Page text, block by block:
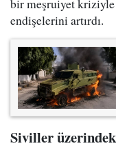
bir meşruiyet kriziyle
endişelerini artırdı.
Siviller